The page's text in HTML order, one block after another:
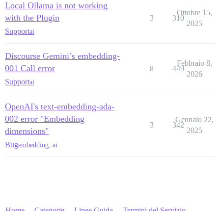
Local Ollama is not working
with the Plugin
Supportai
3 310
Ottobre 15,
2025
Discourse Gemini’s embedding-
001 Call error
Supportai
8 449
Febbraio 8,
2026
OpenAI's text-embedding-ada-
002 error "Embedding
dimensions"
Bugembedding ai
3 342
Gennaio 22,
2025